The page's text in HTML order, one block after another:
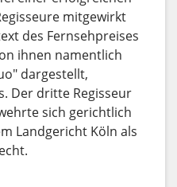
mitgewirkt
des Fernsehpreises
ihnen namentlich
dargestellt,
Der dritte Regisseur
sich gerichtlich
Landgericht Köln als